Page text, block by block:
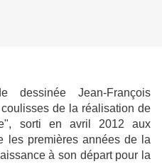
dessinée Jean-François
de la réalisation de
sorti en avril 2012 aux
les premières années de la
à son départ pour la